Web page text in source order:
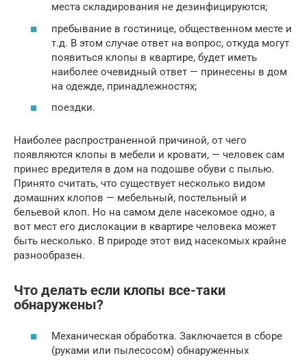
места складирования не дезинфицируются;
пребывание в гостинице, общественном месте и
т.д. В этом случае ответ на вопрос, откуда могут
появиться клопы в квартире, будет иметь
наиболее очевидный ответ — принесены в дом
на одежде, принадлежностях;
поездки.
Наиболее распространенной причиной, от чего
появляются клопы в мебели и кровати, — человек сам
принес вредителя в дом на подошве обуви с пылью.
Принято считать, что существует несколько видом
домашних клопов — мебельный, постельный и
бельевой клоп. Но на самом деле насекомое одно, а
вот мест его дислокации в квартире человека может
быть несколько. В природе этот вид насекомых крайне
разнообразен.
Что делать если клопы все-таки
обнаружены?
Механическая обработка. Заключается в сборе
(руками или пылесосом) обнаруженных